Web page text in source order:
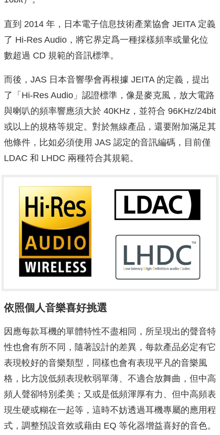
直到 2014 年，日本電子信息技術產業協會 JEITA 定義
了 Hi-Res Audio，將它界定爲一種採樣頻率或量化位
數超過 CD 規範的音訊標準。
而後，JAS 日本音響學會再根據 JEITA 的定義，提出
了「Hi-Res Audio」認證標準，像是麥克風，放大電路
與喇叭的頻率響應須大於 40KHz，並符合 96KHz/24bit
或以上的規格等規定。對於無線產品，還要附加滿足其
他條件，比如必須使用 JAS 認定的音訊編碼，目前僅
LDAC 和 LHDC 兩種符合其規範。
依照個人音樂喜好挑選
因應每款耳機的單體特性不盡相同，所呈現出的聲音特
性也會有所不同，隨著設計的差異，每款產品必定有它
表現較好的音樂類型，同樣也會有表現平凡的音樂風
格，比方說低頻表現軟弱單薄、不適合放舞曲，但中高
頻人聲卻特別柔美；又或是低頻渾厚有力、但中高頻表
現生硬或糊在一起等，這時不妨透過耳機專屬的應用程
式，調整預設音效或藉由 EQ 等化器增益喜好的音色。